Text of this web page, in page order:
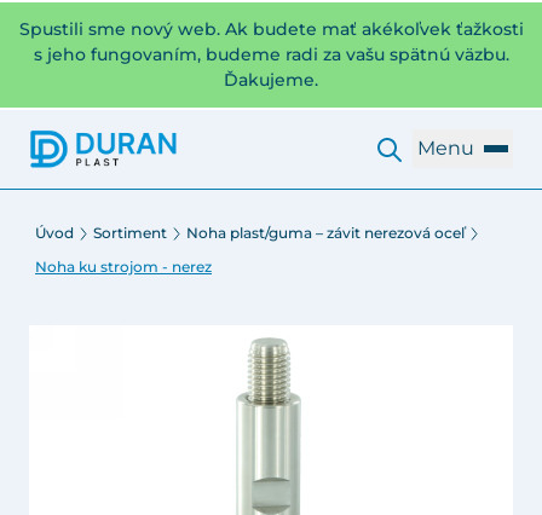
Spustili sme nový web. Ak budete mať akékoľvek ťažkosti
s jeho fungovaním, budeme radi za vašu spätnú väzbu.
Ďakujeme.
Menu
Úvod Sortiment
Noha plast/guma – závit nerezová oceľ
Noha ku strojom - nerez